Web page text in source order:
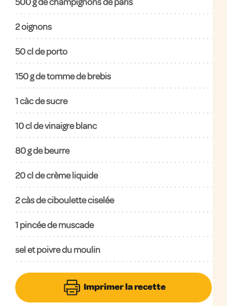
2oignons
50cl de porto
150g de tomme de brebis
1càc de sucre
10cl de vinaigre blanc
80g de beurre
20cl de crème liquide
2càs de ciboulette ciselée
1 pincée de muscade
sel et poivre du moulin
Imprimer la recette